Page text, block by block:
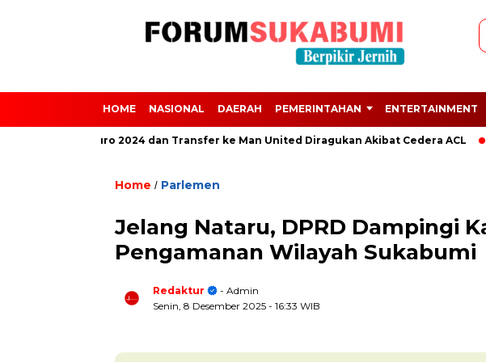
HOME NASIONAL DAERAH PEMERINTAHAN ENTERTAINMENT
dari Euro 2024 dan Transfer ke Man United Diragukan Akibat Cedera ACL
Home / Parlemen
Jelang Nataru, DPRD Dampingi
Pengamanan Wilayah Sukabumi
Redaktur
- Admin
Senin, 8 Desember 2025 - 16:33 WIB